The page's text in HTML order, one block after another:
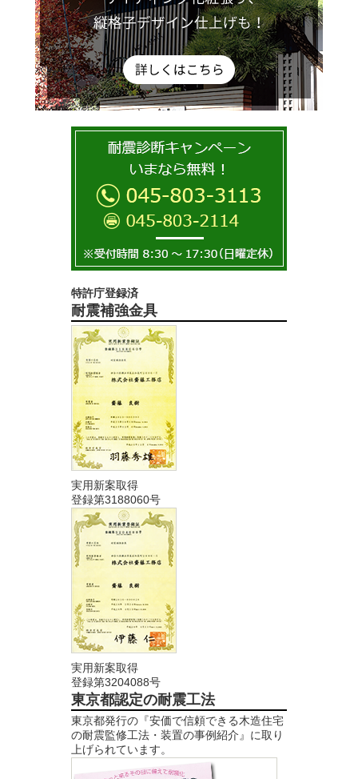
特許庁登録済
耐震補強金具
実用新案取得
登録第3188060号
実用新案取得
登録第3204088号
東京都認定の耐震工法
東京都発行の『安価で信頼できる木造住宅
の耐震監修工法・装置の事例紹介』に取り
上げられています。